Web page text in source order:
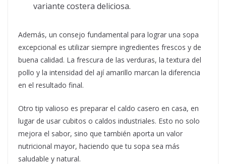
variante costera deliciosa.
Además, un consejo fundamental para lograr una sopa
excepcional es utilizar siempre ingredientes frescos y de
buena calidad. La frescura de las verduras, la textura del
pollo y la intensidad del ají amarillo marcan la diferencia
en el resultado final.
Otro tip valioso es preparar el caldo casero en casa, en
lugar de usar cubitos o caldos industriales. Esto no solo
mejora el sabor, sino que también aporta un valor
nutricional mayor, haciendo que tu sopa sea más
saludable y natural.